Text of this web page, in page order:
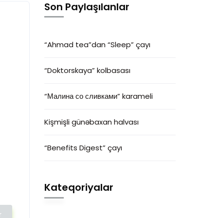
Son Paylaşılanlar
“Ahmad tea”dan “Sleep” çayı
“Doktorskaya” kolbasası
“Малина со сливками” karameli
Kişmişli günəbaxan halvası
“Benefits Digest” çayı
Kateqoriyalar